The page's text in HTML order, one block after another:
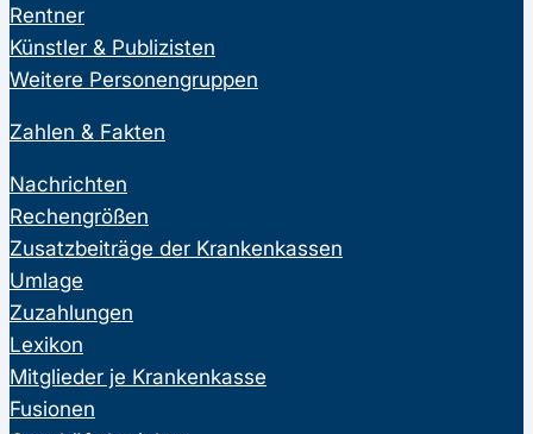
Rentner
Künstler & Publizisten
Weitere Personengruppen
Zahlen & Fakten
Nachrichten
Rechengrößen
Zusatzbeiträge der Krankenkassen
Umlage
Zuzahlungen
Lexikon
Mitglieder je Krankenkasse
Fusionen